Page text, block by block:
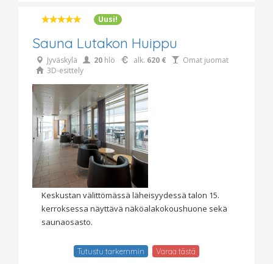
Uusi!
Sauna Lutakon Huippu
Jyväskylä 20 hlö alk. 620 €
Omat juomat
3D-esittely
Keskustan välittömässä läheisyydessä talon 15.
kerroksessa näyttävä näköalakokoushuone sekä
saunaosasto.
Tutustu tarkemmin Varaa tästä